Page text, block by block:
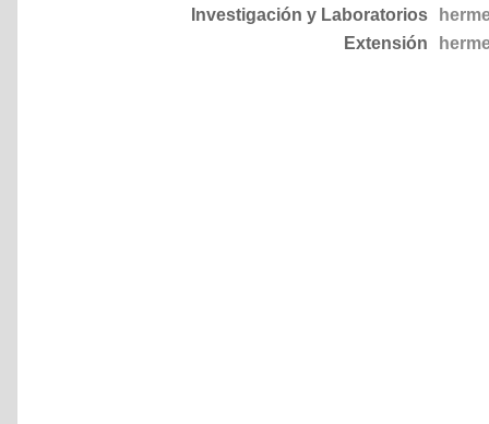
Investigación y Laboratorios
Extensión